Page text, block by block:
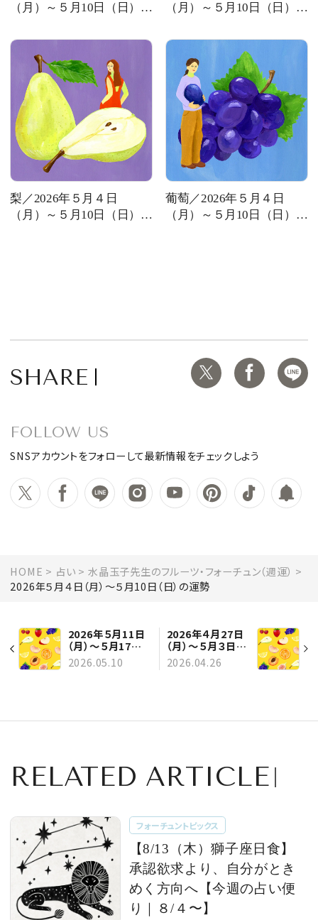
（月）～５月10日（日）の
（月）～５月10日（日）の
梨／2026年５月４日
（月）～５月10日（日）の
葡萄／2026年５月４日
（月）～５月10日（日）の
SHARE
FOLLOW US
SNSアカウントをフォローして最新情報をチェックしよう
HOME 占い
水晶玉子先生のフルーツ・フォーチュン（週運）
2026年５月４日（月）～５月10日（日）の運勢
2026年５月11日
（月）～５月17日
（日）の運勢
2026.05.10
2026年４月27日
（月）～５月３日
（日）の運勢
2026.04.26
RELATED ARTICLE
フォーチュントピックス
【8/13（木）獅子座日食】
承認欲求より、自分がとき
めく方向へ【今週の占い便
り｜８/４〜】